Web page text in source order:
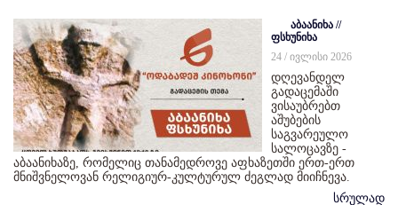
აბაანიხა //
ფსხუნიხა
24 / ივლისი 2026
დღევანდელ
გადაცემაში
ვისაუბრებთ
აშუბების
საგვარეულო
სალოცავზე -
აბაანიხაზე, რომელიც თანამედროვე აფხაზეთში ერთ-ერთ
მნიშვნელოვან რელიგიურ-კულტურულ ძეგლად მიიჩნევა.
სრულად